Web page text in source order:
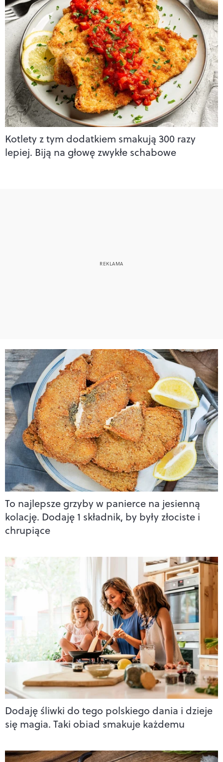
Kotlety z tym dodatkiem smakują 300 razy
lepiej. Biją na głowę zwykłe schabowe
To najlepsze grzyby w panierce na jesienną
kolację. Dodaję 1 składnik, by były złociste i
chrupiące
Dodaję śliwki do tego polskiego dania i dzieje
się magia. Taki obiad smakuje każdemu